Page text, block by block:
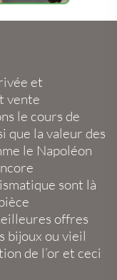
et
vente
le cours de
que la valeur des
le Napoléon
sont là
offres
bijoux ou vieil
de l’or et ceci